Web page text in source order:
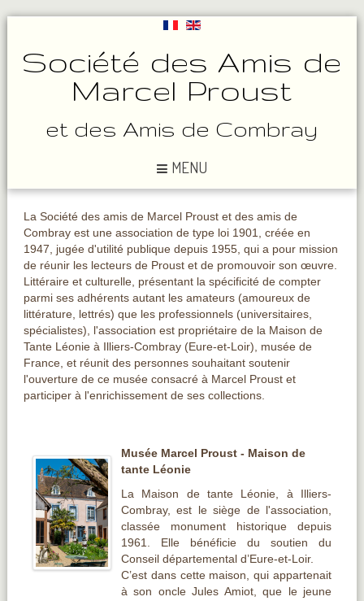
Société des Amis de
Marcel Proust
et des Amis de Combray
MENU
La Société des amis de Marcel Proust et des amis de
Combray est une association de type loi 1901, créée en
1947, jugée d'utilité publique depuis 1955, qui a pour mission
de réunir les lecteurs de Proust et de promouvoir son œuvre.
Littéraire et culturelle, présentant la spécificité de compter
parmi ses adhérents autant les amateurs (amoureux de
littérature, lettrés) que les professionnels (universitaires,
spécialistes), l'association est propriétaire de la Maison de
Tante Léonie à Illiers-Combray (Eure-et-Loir), musée de
France, et réunit des personnes souhaitant soutenir
l'ouverture de ce musée consacré à Marcel Proust et
participer à l'enrichissement de ses collections.
Musée Marcel Proust - Maison de
tante Léonie
La Maison de tante Léonie, à Illiers-
Combray, est le siège de l'association,
classée monument historique depuis
1961. Elle bénéficie du soutien du
Conseil départemental d’Eure-et-Loir.
C’est dans cette maison, qui appartenait
à son oncle Jules Amiot, que le jeune